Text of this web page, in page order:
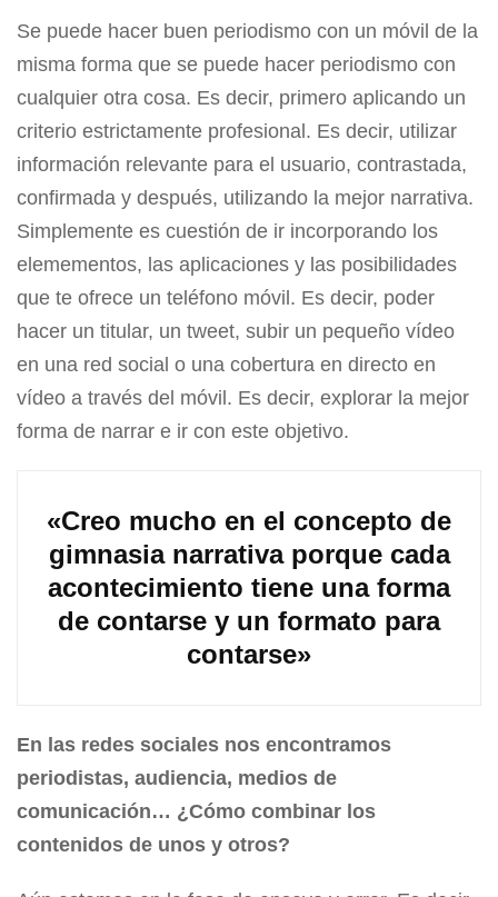
Se puede hacer buen periodismo con un móvil de la
misma forma que se puede hacer periodismo con
cualquier otra cosa. Es decir, primero aplicando un
criterio estrictamente profesional. Es decir, utilizar
información relevante para el usuario, contrastada,
confirmada y después, utilizando la mejor narrativa.
Simplemente es cuestión de ir incorporando los
elemementos, las aplicaciones y las posibilidades
que te ofrece un teléfono móvil. Es decir, poder
hacer un titular, un tweet, subir un pequeño vídeo
en una red social o una cobertura en directo en
vídeo a través del móvil. Es decir, explorar la mejor
forma de narrar e ir con este objetivo.
«Creo mucho en el concepto de
gimnasia narrativa porque cada
acontecimiento tiene una forma
de contarse y un formato para
contarse»
En las redes sociales nos encontramos
periodistas, audiencia, medios de
comunicación… ¿Cómo combinar los
contenidos de unos y otros?